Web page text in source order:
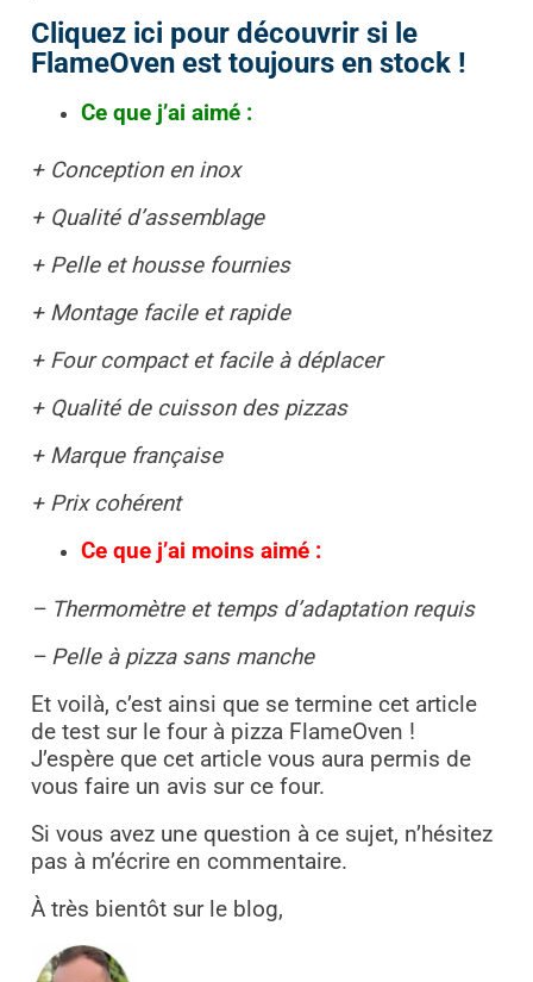
Cliquez ici pour découvrir si le
FlameOven est toujours en stock !
Ce que j’ai aimé :
+ Conception en inox
+ Qualité d’assemblage
+ Pelle et housse fournies
+ Montage facileet rapide
+ Four compactet facile à déplacer
+ Qualité de cuisson des pizzas
+ Marque française
+ Prix cohérent
Ce que j’ai moins aimé :
– Thermomètre et temps d’adaptation requis
– Pelle à pizza sans manche
Et voilà, c’est ainsi que se termine cet article
de test sur le four à pizza FlameOven !
J’espère que cet article vous aura permis de
vous faire un avis sur ce four.
Si vous avez une question à ce sujet, n’hésitez
pas à m’écrire en commentaire.
À très bientôt sur le blog,